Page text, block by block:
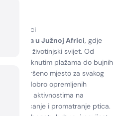
Africi
kampiranja u Južnoj Africi, gdje
i bogat životinjski svijet. Od
na netaknutim plažama do bujnih
tu je savršeno mjesto za svakog
dobro opremljenih
aktivnostima na
pecanje i promatranje ptica.